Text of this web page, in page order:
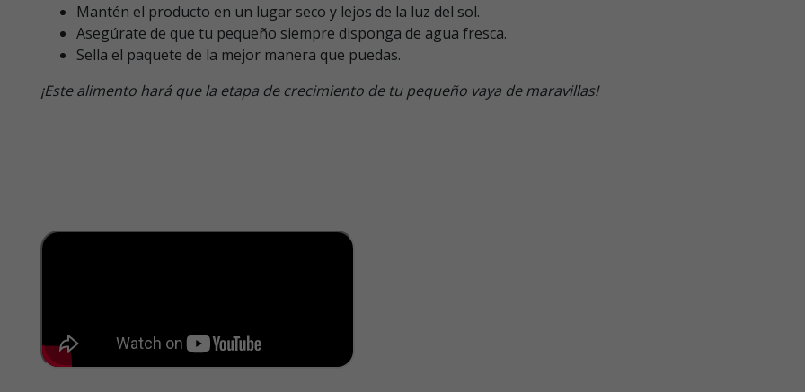
Mantén el producto en un lugar seco y lejos de la luz del sol.
Asegúrate de que tu pequeño siempre disponga de agua fresca.
Sella el paquete de la mejor manera que puedas.
¡Este alimento hará que la etapa de crecimiento de tu pequeño vaya de maravillas!